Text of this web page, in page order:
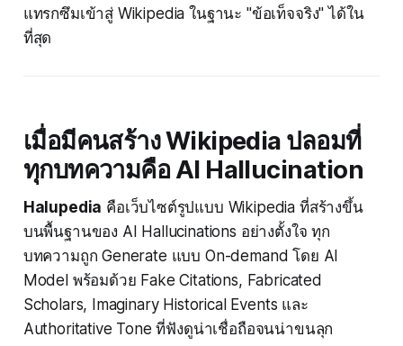
แทรกซึมเข้าสู่ Wikipedia ในฐานะ "ข้อเท็จจริง" ได้ใน
ที่สุด
เมื่อมีคนสร้าง Wikipedia ปลอมที่
ทุกบทความคือ AI Hallucination
Halupedia คือเว็บไซต์รูปแบบ Wikipedia ที่สร้างขึ้น
บนพื้นฐานของ AI Hallucinations อย่างตั้งใจ ทุก
บทความถูก Generate แบบ On-demand โดย AI
Model พร้อมด้วย Fake Citations, Fabricated
Scholars, Imaginary Historical Events และ
Authoritative Tone ที่ฟังดูน่าเชื่อถือจนน่าขนลุก